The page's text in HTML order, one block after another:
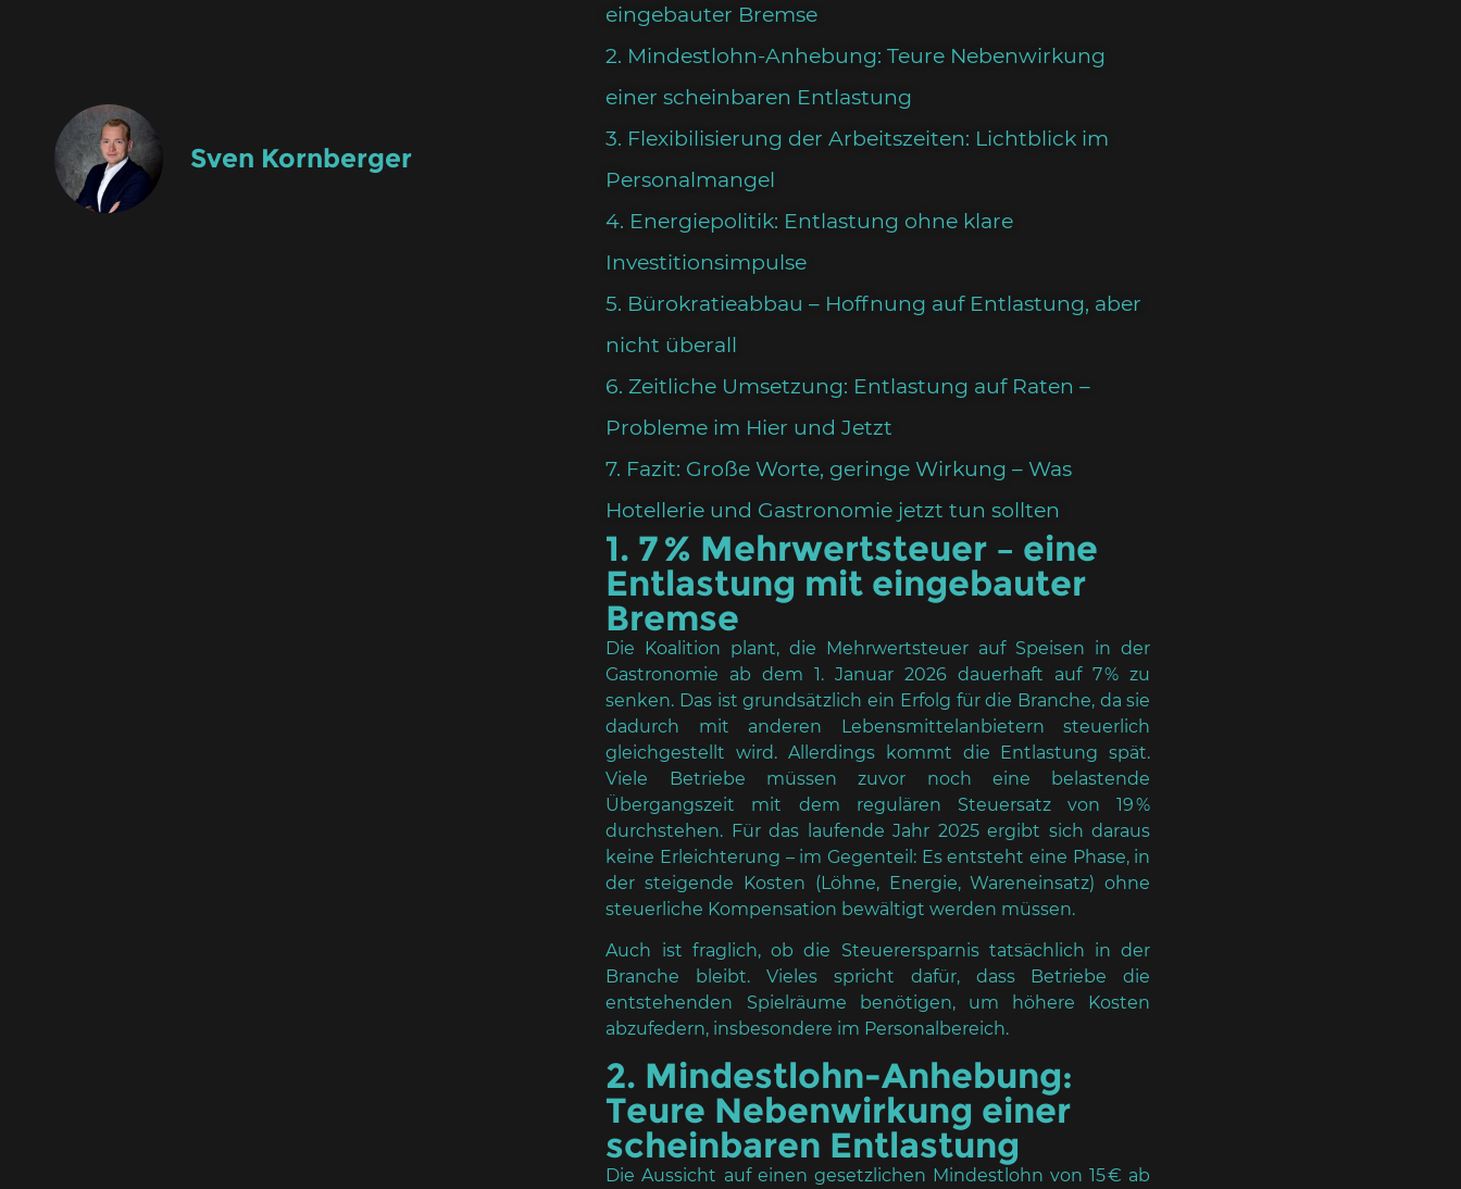
Sven Kornberger
eingebauter Bremse
2. Mindestlohn-Anhebung: Teure Nebenwirkung
einer scheinbaren Entlastung
3. Flexibilisierung der Arbeitszeiten: Lichtblick im
Personalmangel
4. Energiepolitik: Entlastung ohne klare
Investitionsimpulse
5. Bürokratieabbau – Hoffnung auf Entlastung, aber
nicht überall
6. Zeitliche Umsetzung: Entlastung auf Raten –
Probleme im Hier und Jetzt
7. Fazit: Große Worte, geringe Wirkung – Was
Hotellerie und Gastronomie jetzt tun sollten
1. 7 % Mehrwertsteuer – eine
Entlastung mit eingebauter
Bremse
Die Koalition plant, die Mehrwertsteuer auf Speisen in der
Gastronomie ab dem 1. Januar 2026 dauerhaft auf 7 % zu
senken. Das ist grundsätzlich ein Erfolg für die Branche, da sie
dadurch mit anderen Lebensmittelanbietern steuerlich
gleichgestellt wird. Allerdings kommt die Entlastung spät.
Viele Betriebe müssen zuvor noch eine belastende
Übergangszeit mit dem regulären Steuersatz von 19 %
durchstehen. Für das laufende Jahr 2025 ergibt sich daraus
keine Erleichterung – im Gegenteil: Es entsteht eine Phase, in
der steigende Kosten (Löhne, Energie, Wareneinsatz) ohne
steuerliche Kompensation bewältigt werden müssen.
Auch ist fraglich, ob die Steuerersparnis tatsächlich in der
Branche bleibt. Vieles spricht dafür, dass Betriebe die
entstehenden Spielräume benötigen, um höhere Kosten
abzufedern, insbesondere im Personalbereich.
2. Mindestlohn-Anhebung:
Teure Nebenwirkung einer
scheinbaren Entlastung
Die Aussicht auf einen gesetzlichen Mindestlohn von 15 € ab